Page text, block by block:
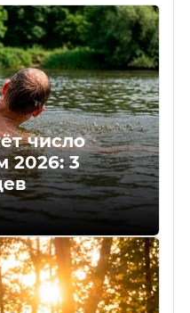
число
2026: 3